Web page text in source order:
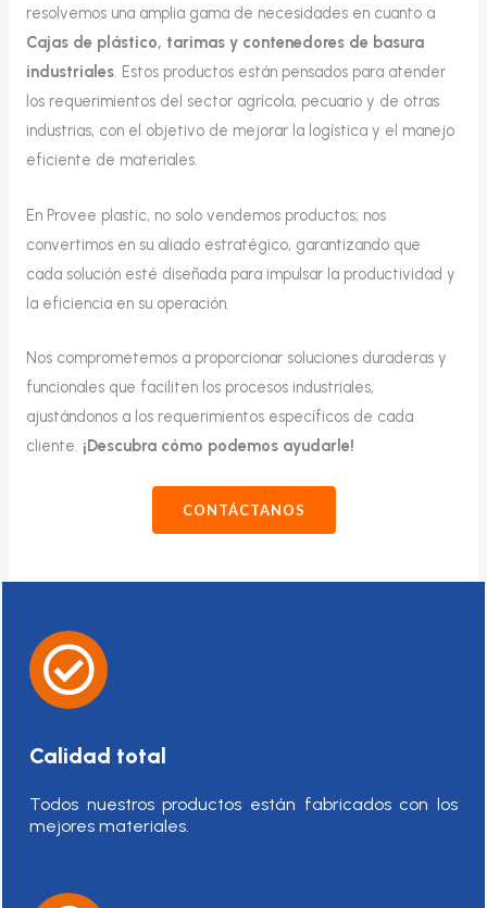
resolvemos una amplia gama de necesidades en cuanto a
Cajas de plástico, tarimas y contenedores de basura
industriales. Estos productos están pensados para atender
los requerimientos del sector agrícola, pecuario y de otras
industrias, con el objetivo de mejorar la logística y el manejo
eficiente de materiales.
En Provee plastic, no solo vendemos productos; nos
convertimos en su aliado estratégico, garantizando que
cada solución esté diseñada para impulsar la productividad y
la eficiencia en su operación.
Nos comprometemos a proporcionar soluciones duraderas y
funcionales que faciliten los procesos industriales,
ajustándonos a los requerimientos específicos de cada
cliente. ¡Descubra cómo podemos ayudarle!
CONTÁCTANOS
Calidad total
Todos nuestros productos están fabricados con los
mejores materiales.